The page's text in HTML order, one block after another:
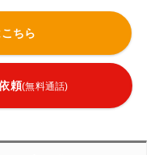
ちら
頼(無料通話)